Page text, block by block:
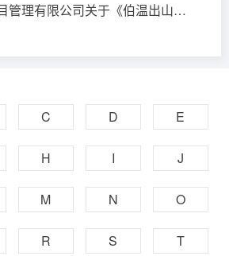
18小时前
温州星阳工程项目管理有限公司关于《伯温出山》主题剧
C D E
H I J
M N O
R S T